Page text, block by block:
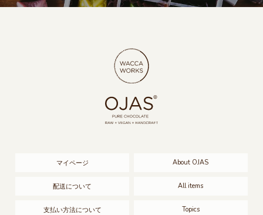
マイページ
配送について
支払い方法について
About OJAS
All items
Topics